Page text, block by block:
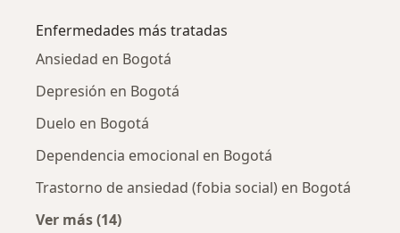
Enfermedades más tratadas
Ansiedad en Bogotá
Depresión en Bogotá
Duelo en Bogotá
Dependencia emocional en Bogotá
Trastorno de ansiedad (fobia social) en Bogotá
Ver más (14)